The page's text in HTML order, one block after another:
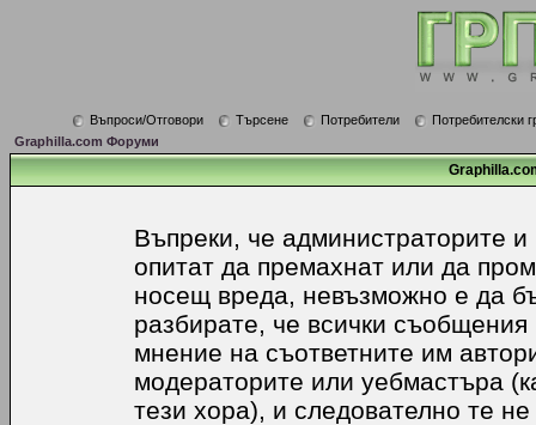
Въпроси/Отговори Търсене Потребители
Потребителски
Graphilla.com Форуми
Въпреки, че администраторите
опитат да премахнат или да
носещ вреда, невъзможно е да
разбирате, че всички
мнение на съответните им
модераторите или уебмастъра
тези хора), и следователно те не